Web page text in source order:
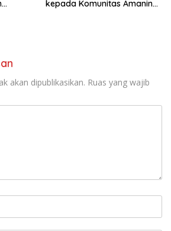
kepada Komunitas Amanina
akan dipublikasikan. Ruas yang wajib